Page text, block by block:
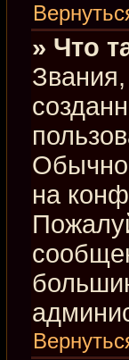
» Что
Обычно
на